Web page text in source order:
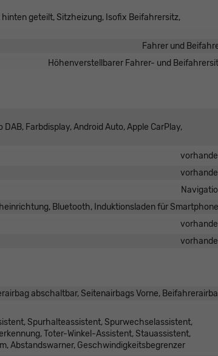
geteilt, Sitzheizung, Isofix Beifahrersitz,
Fahrer und
Höhenverstellbarer Fahrer- und
Farbdisplay, Android Auto, Apple CarPlay,
Bluetooth, Induktionsladen für
abschaltbar, Seitenairbags Vorne,
Spurhalteassistent, Spurwechselassistent,
Toter-Winkel-Assistent, Stauassistent,
Abstandswarner, Geschwindigkeitsbegrenzer